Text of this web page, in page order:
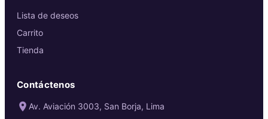
Lista de deseos
Carrito
Tienda
Contáctenos
Av. Aviación 3003, San Borja, Lima